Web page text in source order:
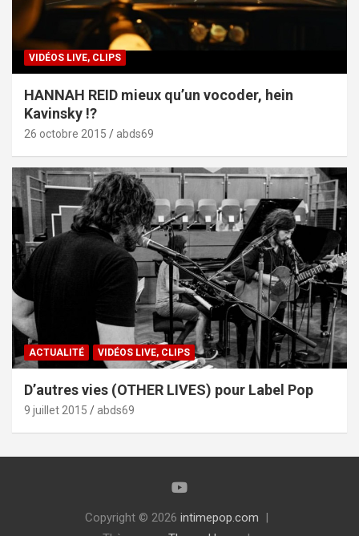
VIDÉOS LIVE, CLIPS
HANNAH REID mieux qu’un vocoder, hein
Kavinsky !?
26 octobre 2015 abds69
ACTUALITÉ VIDÉOS LIVE, CLIPS
D’autres vies (OTHER LIVES) pour Label Pop
9 juillet 2015 abds69
Copyright © 2026 intimepop.com